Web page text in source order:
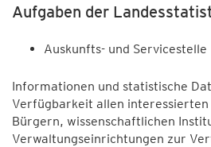
Aufgaben der
Auskunfts- und Servicestelle
Informationen und statistische
Verfügbarkeit allen
Bürgern, wissenschaftlichen
Verwaltungseinrichtungen zur